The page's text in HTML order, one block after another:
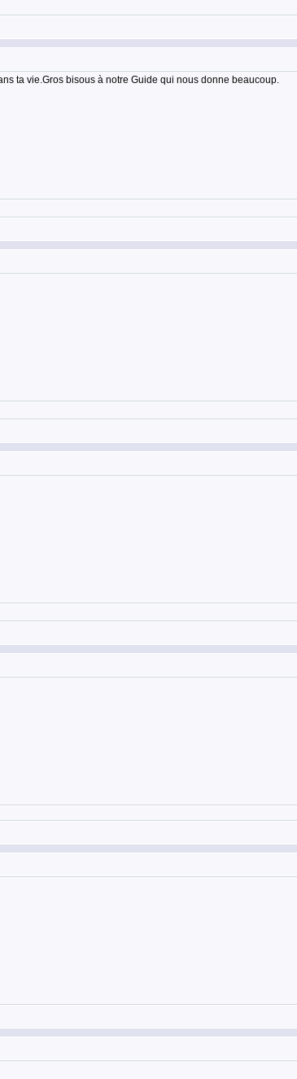
ta vie.Gros bisous à notre Guide qui nous donne beaucoup.